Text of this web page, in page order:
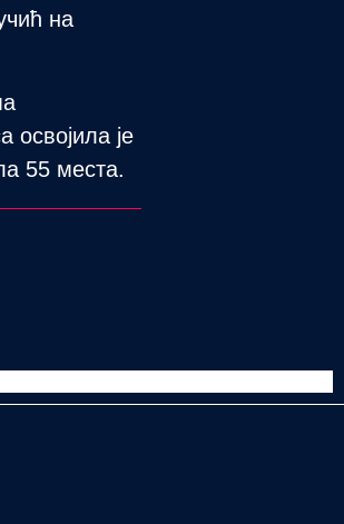
на
је
55 места.